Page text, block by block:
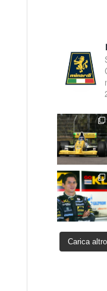
Carica altro